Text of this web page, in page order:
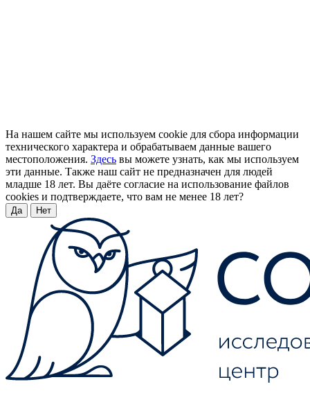
На нашем сайте мы используем cookie для сбора информации
технического характера и обрабатываем данные вашего
местоположения. Здесь вы можете узнать, как мы используем
эти данные. Также наш сайт не предназначен для людей
младше 18 лет. Вы даёте согласие на использование файлов
cookies и подтверждаете, что вам не менее 18 лет?
Да Нет